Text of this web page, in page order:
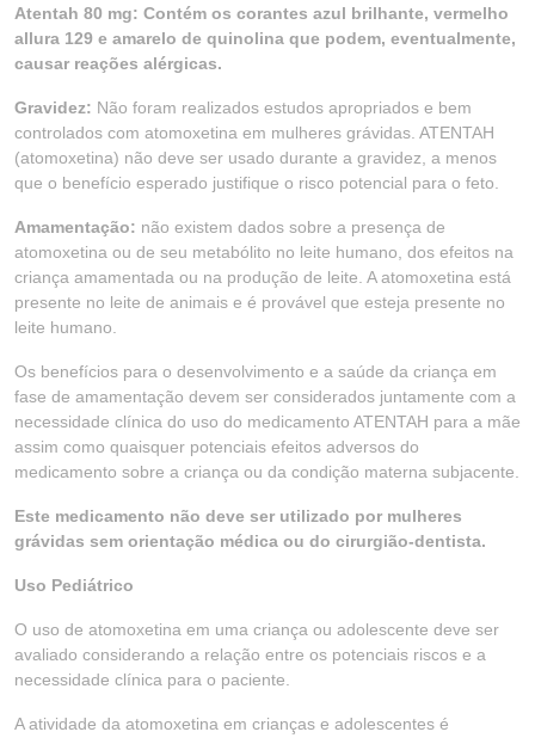
Atentah 80 mg: Contém os corantes azul brilhante, vermelho
allura 129 e amarelo de quinolina que podem, eventualmente,
causar reações alérgicas.
Gravidez: Não foram realizados estudos apropriados e bem
controlados com atomoxetina em mulheres grávidas. ATENTAH
(atomoxetina) não deve ser usado durante a gravidez, a menos
que o benefício esperado justifique o risco potencial para o feto.
Amamentação: não existem dados sobre a presença de
atomoxetina ou de seu metabólito no leite humano, dos efeitos na
criança amamentada ou na produção de leite. A atomoxetina está
presente no leite de animais e é provável que esteja presente no
leite humano.
Os benefícios para o desenvolvimento e a saúde da criança em
fase de amamentação devem ser considerados juntamente com a
necessidade clínica do uso do medicamento ATENTAH para a mãe
assim como quaisquer potenciais efeitos adversos do
medicamento sobre a criança ou da condição materna subjacente.
Este medicamento não deve ser utilizado por mulheres
grávidas sem orientação médica ou do cirurgião-dentista.
Uso Pediátrico
O uso de atomoxetina em uma criança ou adolescente deve ser
avaliado considerando a relação entre os potenciais riscos e a
necessidade clínica para o paciente.
A atividade da atomoxetina em crianças e adolescentes é